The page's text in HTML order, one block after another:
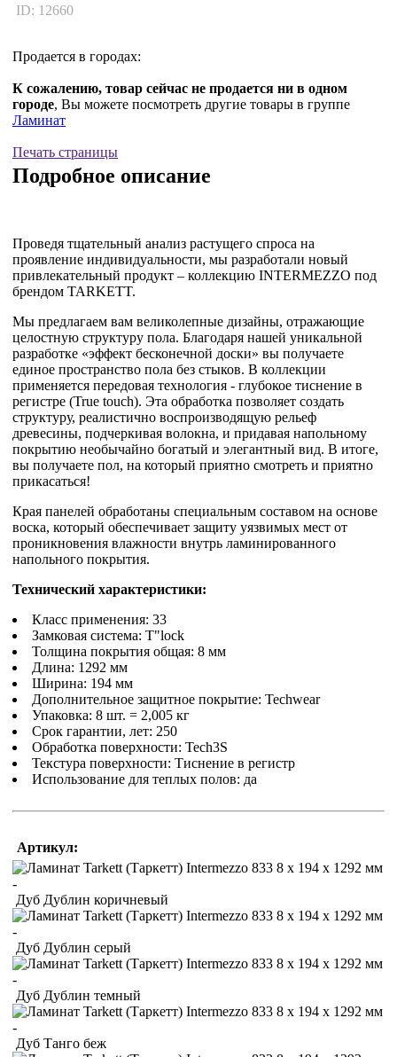
ID: 12660
Продается в городах:
К сожалению, товар сейчас не продается ни в одном
городе, Вы можете посмотреть другие товары в группе
Ламинат
Печать страницы
Подробное описание
Проведя тщательный анализ растущего спроса на
проявление индивидуальности, мы разработали новый
привлекательный продукт – коллекцию INTERMEZZO под
брендом TARKETT.
Мы предлагаем вам великолепные дизайны, отражающие
целостную структуру пола. Благодаря нашей уникальной
разработке «эффект бесконечной доски» вы получаете
единое пространство пола без стыков. В коллекции
применяется передовая технология - глубокое тиснение в
регистре (True touch). Эта обработка позволяет создать
структуру, реалистично воспроизводящую рельеф
древесины, подчеркивая волокна, и придавая напольному
покрытию необычайно богатый и элегантный вид. В итоге,
вы получаете пол, на который приятно смотреть и приятно
прикасаться!
Края панелей обработаны специальным составом на основе
воска, который обеспечивает защиту уязвимых мест от
проникновения влажности внутрь ламинированного
напольного покрытия.
Технический характеристики:
Класс применения: 33
Замковая система: T"lock
Толщина покрытия общая: 8 мм
Длина: 1292 мм
Ширина: 194 мм
Дополнительное защитное покрытие: Techwear
Упаковка: 8 шт. = 2,005 кг
Срок гарантии, лет: 250
Обработка поверхности: Tech3S
Текстура поверхности: Тиснение в регистр
Использование для теплых полов: да
Артикул:
Дуб Дублин коричневый
Дуб Дублин серый
Дуб Дублин темный
Дуб Танго беж